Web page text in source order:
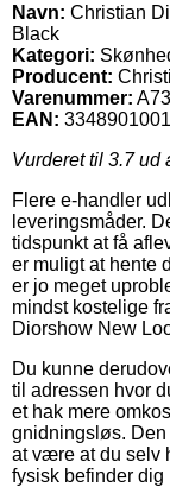
Navn: Christian
Black
Kategori:
Producent:
Varenummer:
EAN:
Vurderet til 3.7ud
Flere e-handler
leveringsmåder.
tidspunkt at få
er muligt at hente
er jo meget
mindst kostelige
Diorshow New
Du kunne
til adressen hvor
et hak mere
gnidningsløs.
at være at du selv
fysisk befinder dig